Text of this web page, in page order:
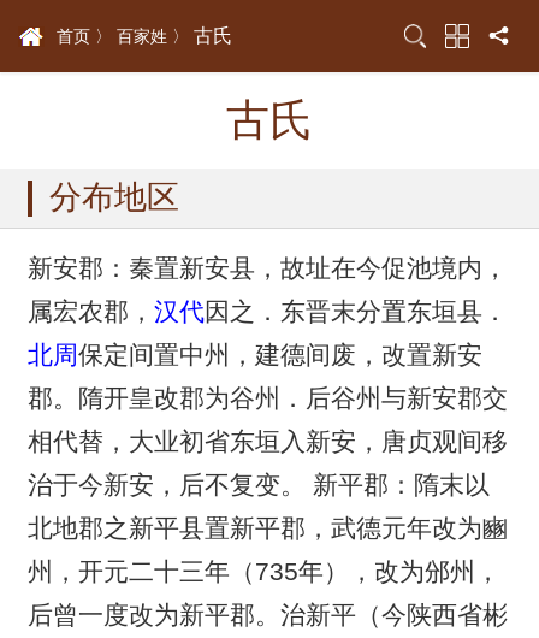
首页 〉 百家姓 〉 古氏
古氏
分布地区
新安郡：秦置新安县，故址在今促池境内，
属宏农郡， 汉代因之．东晋末分置东垣县．
北周保定间置中州，建德间废，改置新安
郡。隋开皇改郡为谷州．后谷州与新安郡交
相代替，大业初省东垣入新安，唐贞观间移
治于今新安，后不复变。 新平郡：隋末以
北地郡之新平县置新平郡，武德元年改为豳
州，开元二十三年（735年），改为邠州，
后曾一度改为新平郡。治新平（今陕西省彬